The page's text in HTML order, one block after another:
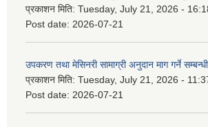
प्रकाशन मिति: Tuesday, July 21, 2026 -
Post date: 2026-07-21
उपकरण तथा मेसिनरी सामाग्री अनुदान माग गर्ने
प्रकाशन मिति: Tuesday, July 21, 2026 -
Post date: 2026-07-21